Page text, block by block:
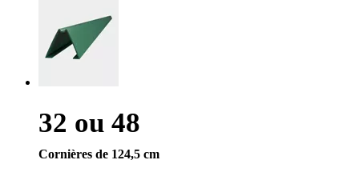
32 ou 48
Cornières de 124,5 cm